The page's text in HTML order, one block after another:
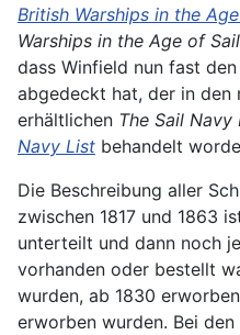
British Warships in the
Warships in the Age of
dass Winfield nun fast
abgedeckt hat, der in den
erhältlichen The Sail Navy
Navy List behandelt
Die Beschreibung aller
zwischen 1817 und 1863
unterteilt und dann noch
vorhanden oder bestellt
wurden, ab 1830
erworben wurden. Bei